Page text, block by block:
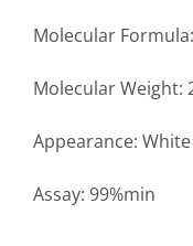
Molecular
Molecular Weight:
Appearance:
Assay: 99%min